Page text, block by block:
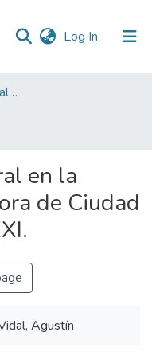
Log In (current)
Instituto de Ciencias Sociales y Administración
en la
de Ciudad
Agustín